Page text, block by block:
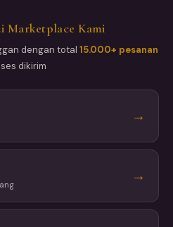
Marketplace Kami
dengan total15.000+ pesanan
dikirim
→
→